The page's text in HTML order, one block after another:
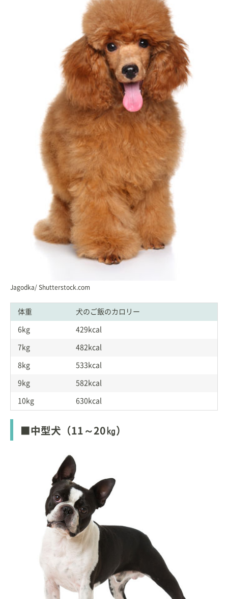
Jagodka/ Shutterstock.com
体重 犬のご飯のカロリー
6kg 429kcal
7kg 482kcal
8kg 533kcal
9kg 582kcal
10kg 630kcal
■中型犬（11～20㎏）